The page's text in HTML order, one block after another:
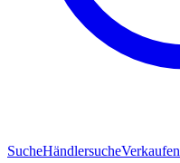
SucheHändlersucheVerkaufen